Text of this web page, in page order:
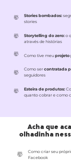
​🤯 Stories bombados:
stories
​🤯 Storytelling do zero: o
através de histórias
​🤯 Como tive meu projeto
​🤯
Como ser contratada
seguidores
​🤯 Esteira de produtos:
quanto cobrar e como
Acha que
olhadinha
​🤯
Como criar seu
Facebook